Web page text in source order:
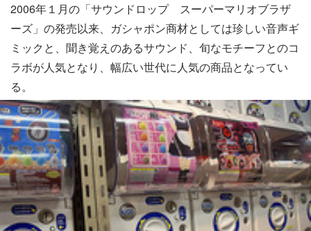
2006年１月の「サウンドロップ スーパーマリオブラザ
ーズ」の発売以来、ガシャポン商材としては珍しい音声ギ
ミックと、聞き覚えのあるサウンド、旬なモチーフとのコ
ラボが人気となり、幅広い世代に人気の商品となってい
る。